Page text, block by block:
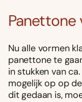
Panettone
Nu alle vormen
panettone te
in stukken van
mogelijk op op
dit gedaan is,